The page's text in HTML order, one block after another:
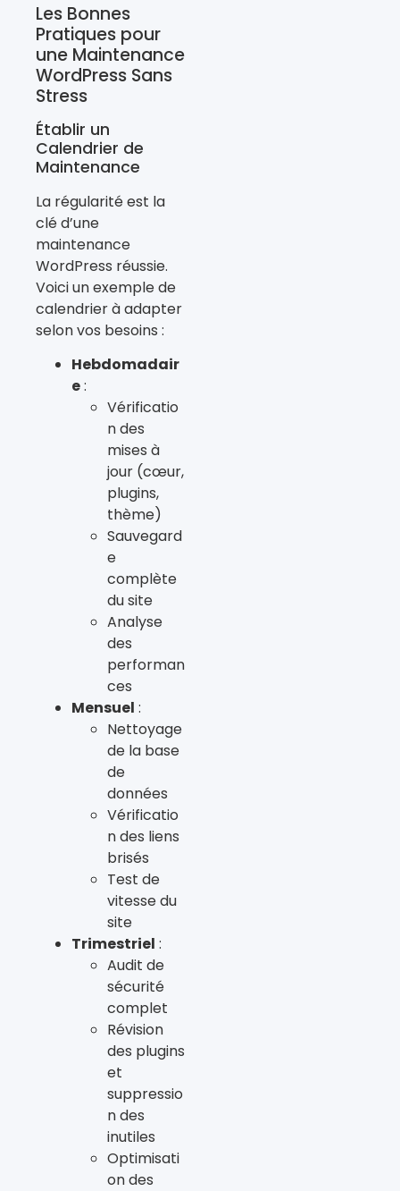
Les Bonnes
Pratiques pour
une Maintenance
WordPress Sans
Stress
Établir un
Calendrier de
Maintenance
La régularité est la
clé d’une
maintenance
WordPress réussie.
Voici un exemple de
calendrier à adapter
selon vos besoins :
Hebdomadair
e:
Vérificatio
n des
mises à
jour (cœur,
plugins,
thème)
Sauvegard
e
complète
du site
Analyse
des
performan
ces
Mensuel :
Nettoyage
de la base
de
données
Vérificatio
n des liens
brisés
Test de
vitesse du
site
Trimestriel :
Audit de
sécurité
complet
Révision
des plugins
et
suppressio
n des
inutiles
Optimisati
on des